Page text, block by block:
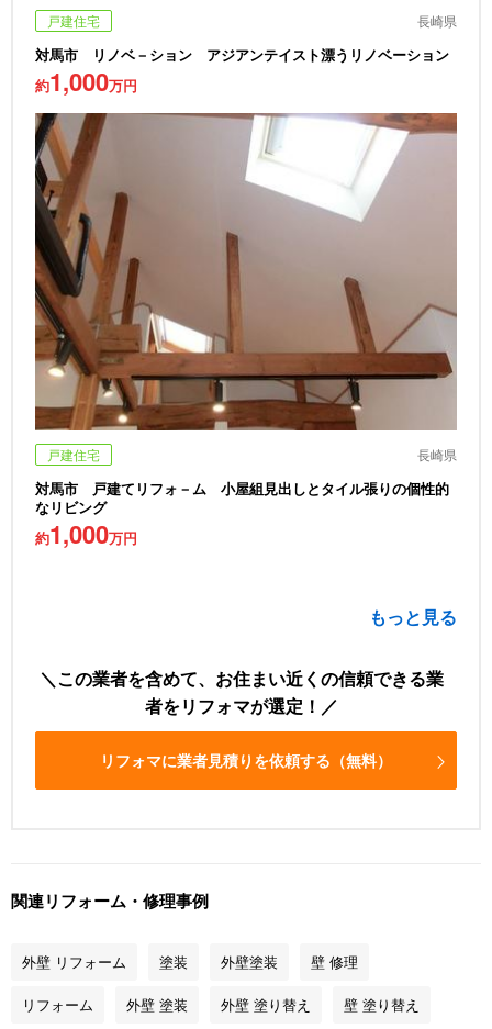
戸建住宅 長崎県
対馬市 リノベ－ション アジアンテイスト漂うリノベーション
約1,000万円
戸建住宅 長崎県
対馬市 戸建てリフォ－ム 小屋組見出しとタイル張りの個性的
なリビング
約1,000万円
もっと見る
この業者を含めて、お住まい近くの信頼できる業
者をリフォマが選定！
リフォマに業者見積りを依頼する（無料）
関連リフォーム・修理事例
外壁 リフォーム 塗装 外壁塗装 壁 修理
リフォーム 外壁 塗装 外壁 塗り替え 壁 塗り替え